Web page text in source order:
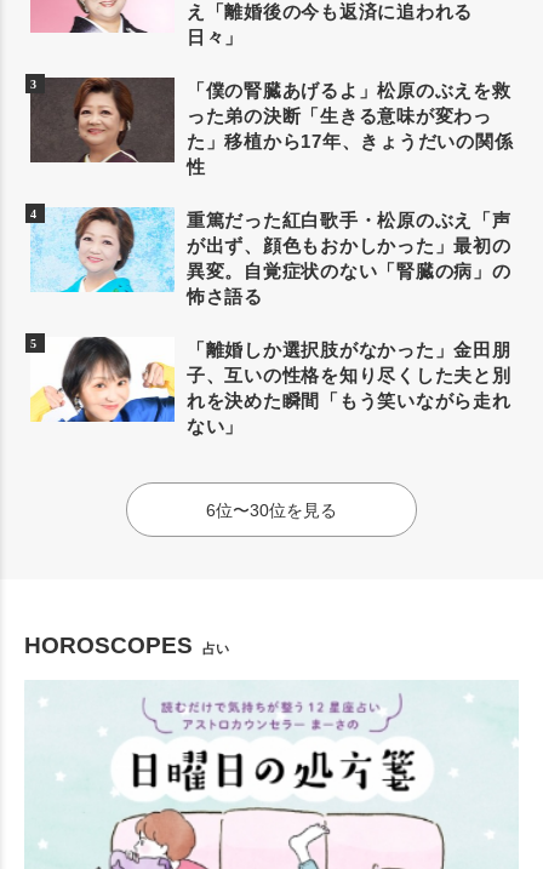
え「離婚後の今も返済に追われる
日々」
「僕の腎臓あげるよ」松原のぶえを救
った弟の決断「生きる意味が変わっ
た」移植から17年、きょうだいの関係
性
重篤だった紅白歌手・松原のぶえ「声
が出ず、顔色もおかしかった」最初の
異変。自覚症状のない「腎臓の病」の
怖さ語る
「離婚しか選択肢がなかった」金田朋
子、互いの性格を知り尽くした夫と別
れを決めた瞬間「もう笑いながら走れ
ない」
6位〜30位を見る
HOROSCOPES 占い